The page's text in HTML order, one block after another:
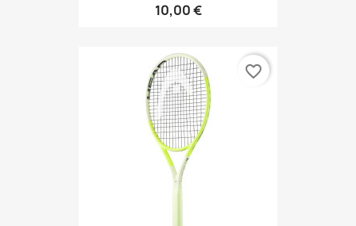
10,00 €
favorite_border